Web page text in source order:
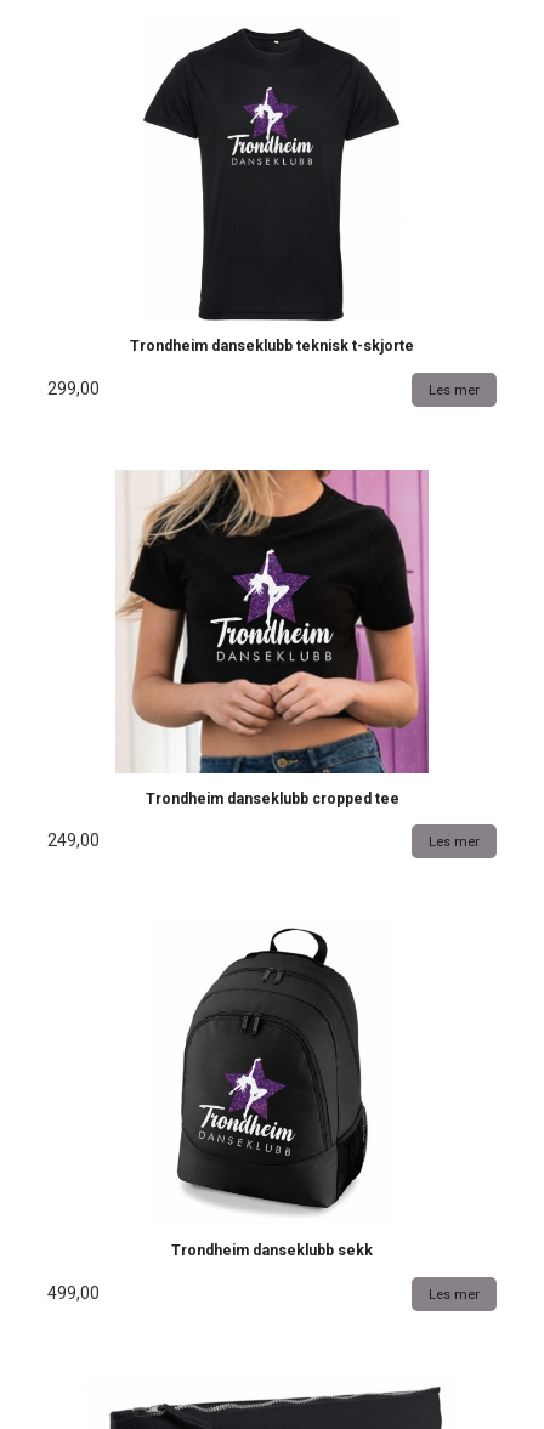
Trondheim danseklubb teknisk t-skjorte
299,00 Les mer
Trondheim danseklubb cropped tee
249,00 Les mer
Trondheim danseklubb sekk
499,00 Les mer